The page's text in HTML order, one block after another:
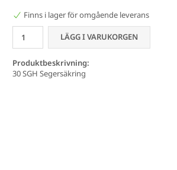
Finns i lager för omgående leverans
LÄGG I VARUKORGEN
Produktbeskrivning:
30 SGH Segersäkring